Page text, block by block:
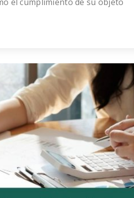
de recursos económicos o la